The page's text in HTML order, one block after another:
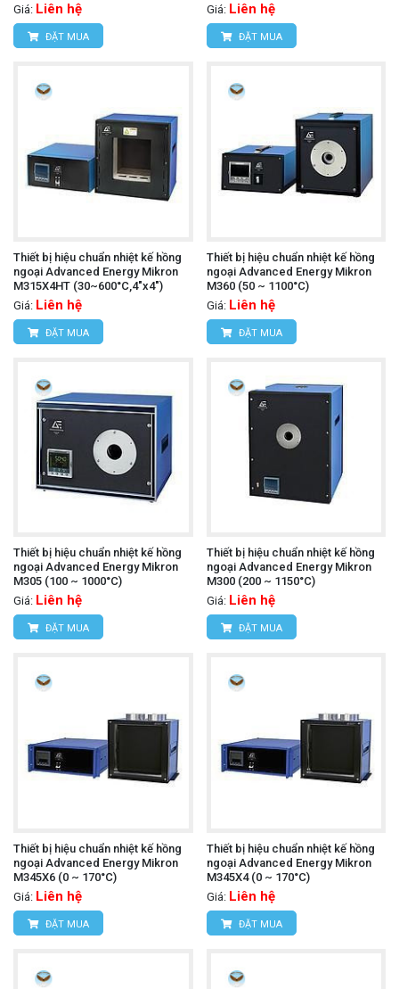
Giá: Liên hệ
ĐẶT MUA
Giá: Liên hệ
ĐẶT MUA
Thiết bị hiệu chuẩn nhiệt kế hồng
ngoại Advanced Energy Mikron
M315X4HT (30~600°C,4"x4")
Giá: Liên hệ
ĐẶT MUA
Thiết bị hiệu chuẩn nhiệt kế hồng
ngoại Advanced Energy Mikron
M360 (50 ~ 1100°C)
Giá: Liên hệ
ĐẶT MUA
Thiết bị hiệu chuẩn nhiệt kế hồng
ngoại Advanced Energy Mikron
M305 (100 ~ 1000°C)
Giá: Liên hệ
ĐẶT MUA
Thiết bị hiệu chuẩn nhiệt kế hồng
ngoại Advanced Energy Mikron
M300 (200 ~ 1150°C)
Giá: Liên hệ
ĐẶT MUA
Thiết bị hiệu chuẩn nhiệt kế hồng
ngoại Advanced Energy Mikron
M345X6 (0 ~ 170°C)
Giá: Liên hệ
ĐẶT MUA
Thiết bị hiệu chuẩn nhiệt kế hồng
ngoại Advanced Energy Mikron
M345X4 (0 ~ 170°C)
Giá: Liên hệ
ĐẶT MUA